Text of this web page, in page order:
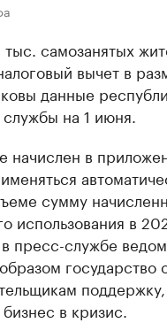
тыс. самозанятых
вычет в
данные
службы на 1 июня.
начислен в
сумму
использования в
пресс-службе
государство
в кризис.